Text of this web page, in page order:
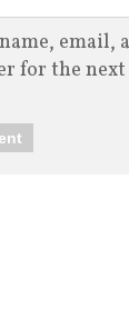
email,
for the